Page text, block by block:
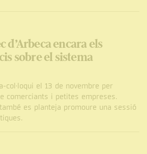
d’Arbeca encara els
sobre el sistema
col·loqui el 13 de novembre per
comerciants i petites empreses.
es planteja promoure una sessió